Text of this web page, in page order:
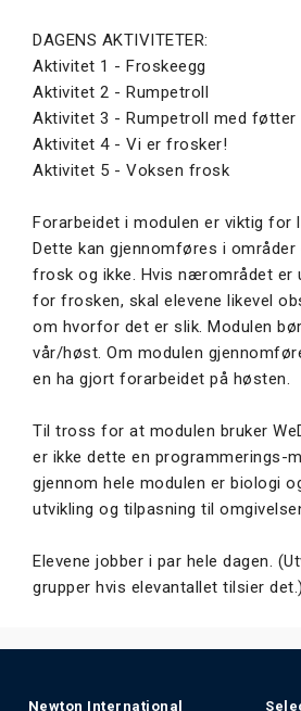
DAGENS AKTIVITETER:
Aktivitet 1 - Froskeegg
Aktivitet 2 - Rumpetroll
Aktivitet 3 - Rumpetroll med føtter
Aktivitet 4 - Vi er frosker!
Aktivitet 5 - Voksen frosk
Forarbeidet i modulen er viktig for
Dette kan gjennomføres i
frosk og ikke. Hvis nærområdet er
for frosken, skal elevene likevel
om hvorfor det er slik. Modulen
vår/høst. Om modulen
en ha gjort forarbeidet på høsten.
Til tross for at modulen bruker
er ikke dette en programmerings-
gjennom hele modulen er biologi
utvikling og tilpasning til
Elevene jobber i par hele dagen.
grupper hvis elevantallet tilsier det.)
Newton International